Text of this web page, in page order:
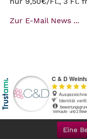
Zur E-Mail News ...
Eine